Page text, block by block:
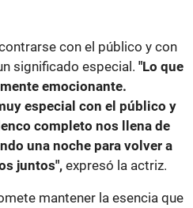
con el público y con
significado especial. "Lo que
emocionante.
especial con el público y
completo nos llena de
una noche para volver a
juntos", expresó la actriz.
mantener la esencia que